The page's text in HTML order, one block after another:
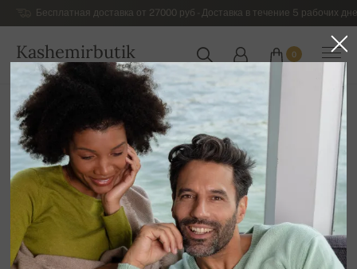
Бесплатная доставка от 27000 руб - Доставка в течение 5 рабочих
Kashemirbutik
РОССИЯ
0
Главная
Роскошный кашемировый трикотаж для женщин
Женская основная кашемировая коллекция